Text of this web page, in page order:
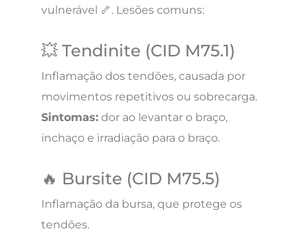
vulnerável 🦴. Lesões comuns:
💥 Tendinite (CID M75.1)
Inflamação dos tendões, causada por
movimentos repetitivos ou sobrecarga.
Sintomas: dor ao levantar o braço,
inchaço e irradiação para o braço.
🔥 Bursite (CID M75.5)
Inflamação da bursa, que protege os
tendões.